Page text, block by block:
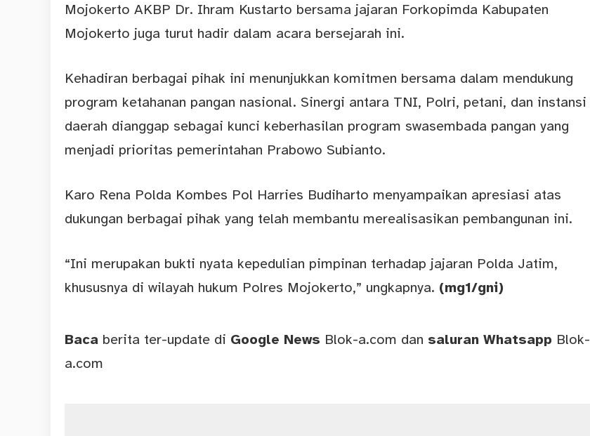
Mojokerto AKBP Dr. Ihram Kustarto bersama jajaran Forkopimda Kabupaten
Mojokerto juga turut hadir dalam acara bersejarah ini.
Kehadiran berbagai pihak ini menunjukkan komitmen bersama dalam mendukung
program ketahanan pangan nasional. Sinergi antara TNI, Polri, petani, dan instansi
daerah dianggap sebagai kunci keberhasilan program swasembada pangan yang
menjadi prioritas pemerintahan Prabowo Subianto.
Karo Rena Polda Kombes Pol Harries Budiharto menyampaikan apresiasi atas
dukungan berbagai pihak yang telah membantu merealisasikan pembangunan ini.
“Ini merupakan bukti nyata kepedulian pimpinan terhadap jajaran Polda Jatim,
khususnya di wilayah hukum Polres Mojokerto,” ungkapnya. (mg1/gni)
Baca berita ter-update di Google News Blok-a.com dan saluran Whatsapp Blok-
a.com